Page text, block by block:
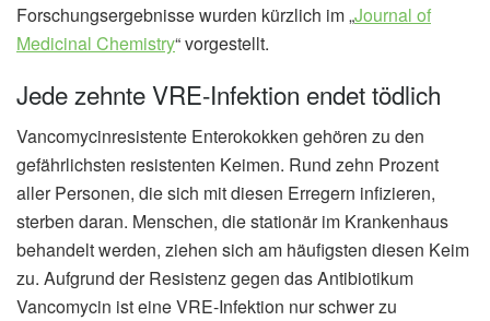
Forschungsergebnisse wurden kürzlich im „Journal of
Medicinal Chemistry“ vorgestellt.
Jede zehnte VRE-Infektion endet tödlich
Vancomycinresistente Enterokokken gehören zu den
gefährlichsten resistenten Keimen. Rund zehn Prozent
aller Personen, die sich mit diesen Erregern infizieren,
sterben daran. Menschen, die stationär im Krankenhaus
behandelt werden, ziehen sich am häufigsten diesen Keim
zu. Aufgrund der Resistenz gegen das Antibiotikum
Vancomycin ist eine VRE-Infektion nur schwer zu